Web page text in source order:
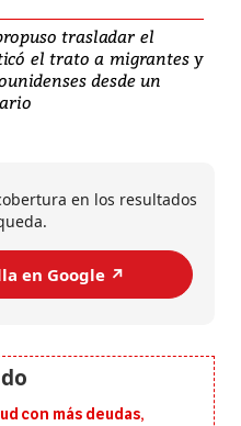
trasladar el
el trato a migrantes y
desde un
en los resultados
en Google ↗️
con más deudas,